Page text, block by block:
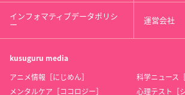
インフォマティブデータポリシ
ー 運営会社
kusuguru media
アニメ情報［にじめん］
科学ニュース
メンタルケア［ココロジー］
心理テスト［